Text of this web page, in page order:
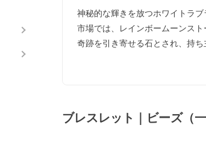
神秘的な輝きを放つホワイトラブ
市場では、レインボームーンスト
奇跡を引き寄せる石とされ、持
ブレスレット｜ビーズ（